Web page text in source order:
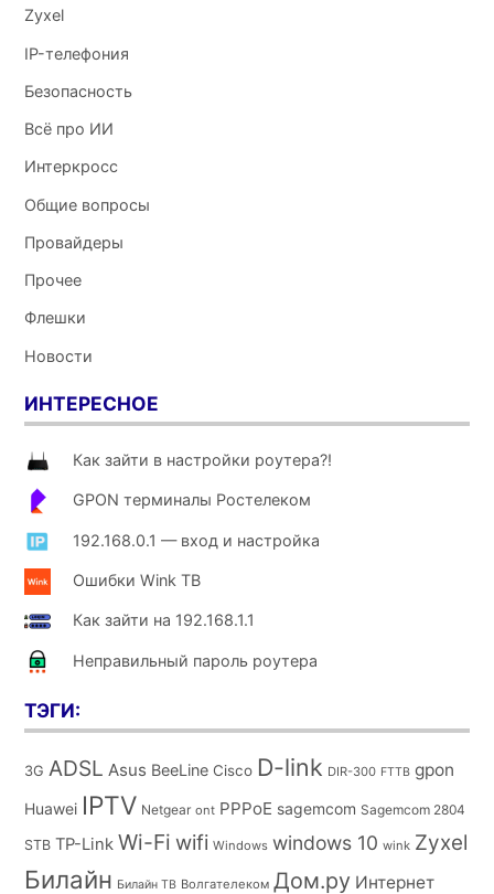
Zyxel
IP-телефония
Безопасность
Всё про ИИ
Интеркросс
Общие вопросы
Провайдеры
Прочее
Флешки
Новости
ИНТЕРЕСНОЕ
Как зайти в настройки роутера?!
GPON терминалы Ростелеком
192.168.0.1 — вход и настройка
Ошибки Wink ТВ
Как зайти на 192.168.1.1
Неправильный пароль роутера
ТЭГИ:
3G ADSL Asus BeeLine Cisco D-link DIR-300 FTTB gpon
Huawei IPTV Netgear ont PPPoE sagemcom Sagemcom 2804
STB TP-Link Wi-Fi wifi Windows windows 10 wink Zyxel
Билайн Билайн ТВ Волгателеком Дом.ру Интернет